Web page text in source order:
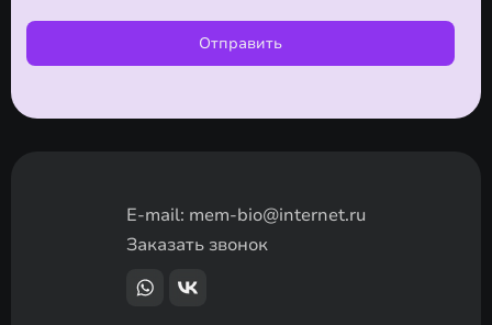
Отправить
E-mail: mem-bio@internet.ru
Заказать звонок